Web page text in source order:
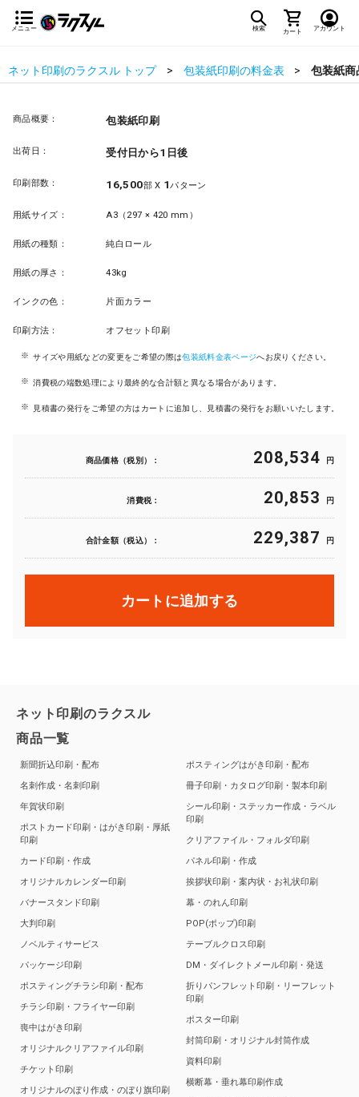
メニュー 検索 カート アカウント
ネット印刷のラクスル トップ 包装紙印刷の料金表 包装紙商
商品概要： 包装紙印刷
出荷日： 受付日から1日後
印刷部数： 16,500部 X 1パターン
用紙サイズ： A3（297 × 420 mm）
用紙の種類： 純白ロール
用紙の厚さ： 43kg
インクの色： 片面カラー
印刷方法： オフセット印刷
サイズや用紙などの変更をご希望の際は包装紙料金表ページへお戻りください。
消費税の端数処理により最終的な合計額と異なる場合があります。
見積書の発行をご希望の方はカートに追加し、見積書の発行をお願いいたします。
商品価格（税別）： 208,534 円
消費税： 20,853 円
合計金額（税込）： 229,387 円
カートに追加する
ネット印刷のラクスル
商品一覧
新聞折込印刷・配布
名刺作成・名刺印刷
年賀状印刷
ポストカード印刷・はがき印刷・厚紙
印刷
カード印刷・作成
オリジナルカレンダー印刷
バナースタンド印刷
大判印刷
ノベルティサービス
パッケージ印刷
ポスティングチラシ印刷・配布
チラシ印刷・フライヤー印刷
喪中はがき印刷
オリジナルクリアファイル印刷
チケット印刷
オリジナルのぼり作成・のぼり旗印刷
ポスティングはがき印刷・配布
冊子印刷・カタログ印刷・製本印刷
シール印刷・ステッカー作成・ラベル
印刷
クリアファイル・フォルダ印刷
パネル印刷・作成
挨拶状印刷・案内状・お礼状印刷
幕・のれん印刷
POP(ポップ)印刷
テーブルクロス印刷
DM・ダイレクトメール印刷・発送
折りパンフレット印刷・リーフレット
印刷
ポスター印刷
封筒印刷・オリジナル封筒作成
資料印刷
横断幕・垂れ幕印刷作成